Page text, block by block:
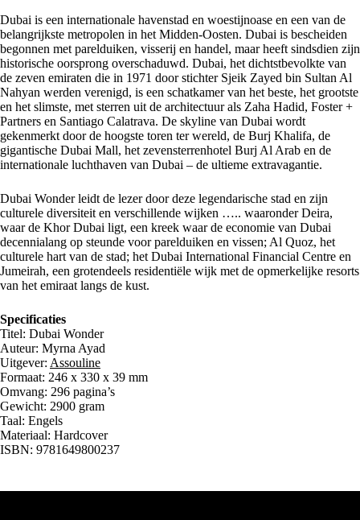
Dubai is een internationale havenstad en woestijnoase en een van de
belangrijkste metropolen in het Midden-Oosten. Dubai is bescheiden
begonnen met parelduiken, visserij en handel, maar heeft sindsdien zijn
historische oorsprong overschaduwd. Dubai, het dichtstbevolkte van
de zeven emiraten die in 1971 door stichter Sjeik Zayed bin Sultan Al
Nahyan werden verenigd, is een schatkamer van het beste, het grootste
en het slimste, met sterren uit de architectuur als Zaha Hadid, Foster +
Partners en Santiago Calatrava. De skyline van Dubai wordt
gekenmerkt door de hoogste toren ter wereld, de Burj Khalifa, de
gigantische Dubai Mall, het zevensterrenhotel Burj Al Arab en de
internationale luchthaven van Dubai – de ultieme extravagantie.
Dubai Wonder leidt de lezer door deze legendarische stad en zijn
culturele diversiteit en verschillende wijken ….. waaronder Deira,
waar de Khor Dubai ligt, een kreek waar de economie van Dubai
decennialang op steunde voor parelduiken en vissen; Al Quoz, het
culturele hart van de stad; het Dubai International Financial Centre en
Jumeirah, een grotendeels residentiële wijk met de opmerkelijke resorts
van het emiraat langs de kust.
Specificaties
Titel: Dubai Wonder
Auteur: Myrna Ayad
Uitgever: Assouline
Formaat: 246 x 330 x 39 mm
Omvang: 296 pagina’s
Gewicht: 2900 gram
Taal: Engels
Materiaal: Hardcover
ISBN: 9781649800237